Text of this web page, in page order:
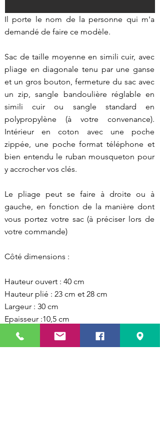
Il porte le nom de la personne qui m'a
demandé de faire ce modèle.
Sac de taille moyenne en simili cuir, avec
pliage en diagonale tenu par une ganse
et un gros bouton, fermeture du sac avec
un zip, sangle bandoulière réglable en
simili cuir ou sangle standard en
polypropylène (à votre convenance).
Intérieur en coton avec une poche
zippée, une poche format téléphone et
bien entendu le ruban mousqueton pour
y accrocher vos clés.
Le pliage peut se faire à droite ou à
gauche, en fonction de la manière dont
vous portez votre sac (à préciser lors de
votre commande)
Côté dimensions :
Hauteur ouvert : 40 cm
Hauteur plié : 23 cm et 28 cm
Largeur : 30 cm
Epaisseur :10,5 cm
Prix de vente : CHF 179.00, options